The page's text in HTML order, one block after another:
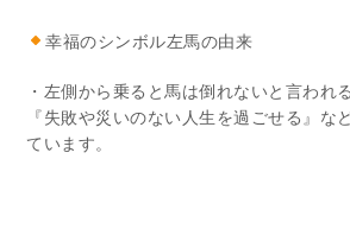
幸福のシンボル左馬の由来
・左側から乗ると馬は倒れないと言われ
『失敗や災いのない人生を過ごせる』な
ています。